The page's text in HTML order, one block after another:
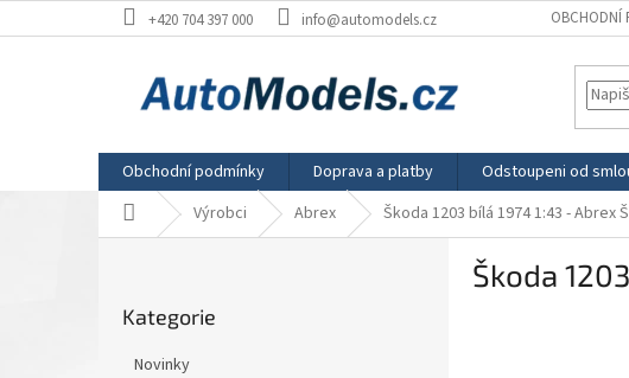
na
+420 704 397 000 info@automodels.cz OBCHODNÍ
Obchodní podmínky Doprava a platby Odstoupeni od
Domů Výrobci Abrex Škoda 1203 bílá 1974 1:43 - Abrex
kategorie
Kategorie
Novinky
Škoda